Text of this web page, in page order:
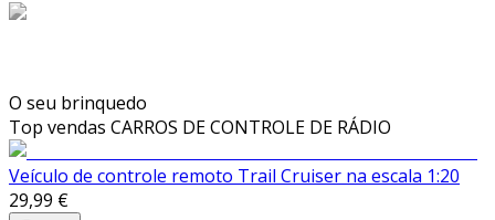
O seu brinquedo
Top vendas CARROS DE CONTROLE DE RÁDIO
Veículo de controle remoto Trail Cruiser na escala 1:20
29,99 €